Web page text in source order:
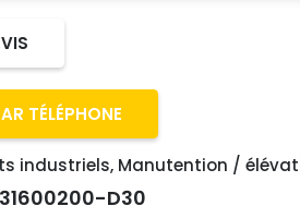
TÉLÉPHONE
industriels, Manutention /
D30